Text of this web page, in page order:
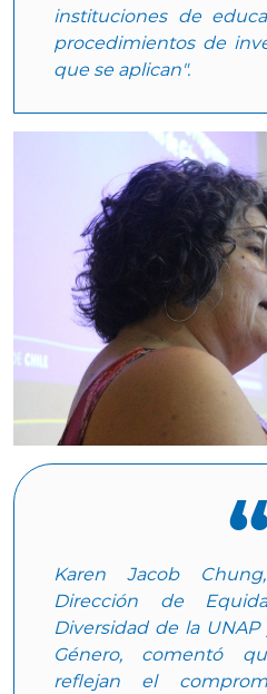
instituciones de
procedimientos de
que se aplican".
Karen Jacob
Dirección de
Diversidad de la
Género, comentó
reflejan el